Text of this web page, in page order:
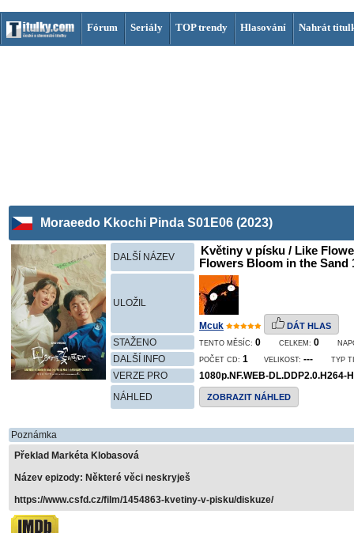
Fórum Seriály TOP trendy Hlasování Nahrát
Moraeedo Kkochi Pinda S01E06 (2023)
DALŠÍ NÁZEV
Květiny v písku / Like
Flowers Bloom in the Sand
ULOŽIL
Mcuk DÁT HLAS
STAŽENO TENTO MĚSÍC: 0 CELKEM: 0
DALŠÍ INFO POČET CD: 1 VELIKOST: --- TYP
VERZE PRO
1080p.NF.WEB-DL.DDP2.0.H264-
NÁHLED
ZOBRAZIT NÁHLED
Poznámka
Překlad Markéta Klobasová
Název epizody: Některé věci neskryješ
https://www.csfd.cz/film/1454863-kvetiny-v-pisku/diskuze/